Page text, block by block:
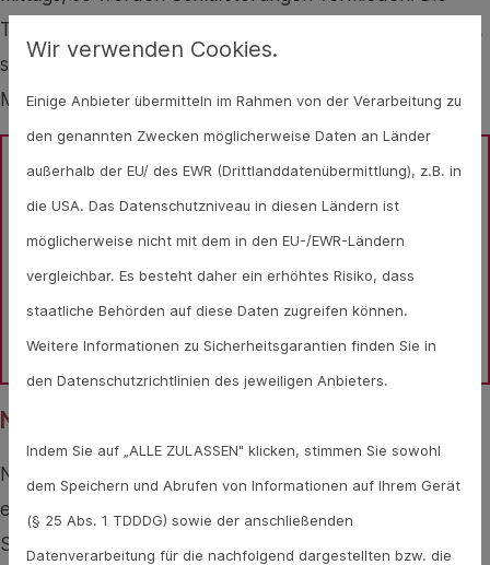
Therapie beinhaltet meist nicht nur die Gabe von Ritalin,
sondern auch pädagogische und psychologische
Maßnahmen.
Nebenwirkungen von Methylphenidat
Nicht eingenommen werden darf Ritalin bei einem
erhöhten Augeninnendruck, einer
Schilddrüsenüberfunktion, einer gleichzeitigen
Wir verwenden Cookies.
Einige Anbieter übermitteln im Rahmen von der Verarbeitung zu
den genannten Zwecken möglicherweise Daten an Länder
außerhalb der EU/ des EWR (Drittlanddatenübermittlung), z.B. in
die USA. Das Datenschutzniveau in diesen Ländern ist
möglicherweise nicht mit dem in den EU-/EWR-Ländern
vergleichbar. Es besteht daher ein erhöhtes Risiko, dass
staatliche Behörden auf diese Daten zugreifen können.
Weitere Informationen zu Sicherheitsgarantien finden Sie in
den Datenschutzrichtlinien des jeweiligen Anbieters.
Indem Sie auf „ALLE ZULASSEN" klicken, stimmen Sie sowohl
dem Speichern und Abrufen von Informationen auf Ihrem Gerät
(§ 25 Abs. 1 TDDDG) sowie der anschließenden
Datenverarbeitung für die nachfolgend dargestellten bzw. die